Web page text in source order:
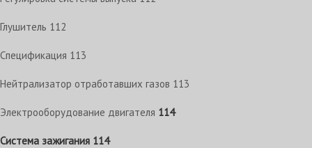
Глушитель 112
Спецификация 113
Нейтрализатор отработавших газов 113
Электрооборудование двигателя 114
Система зажигания 114